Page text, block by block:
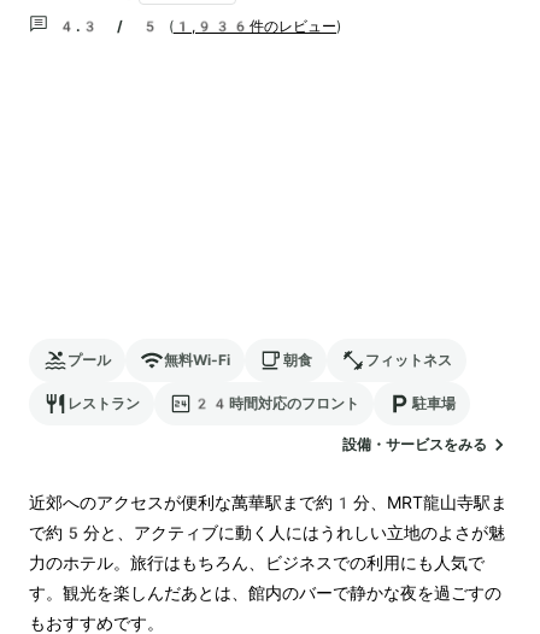
4.3 / 5 ( 1,936件のレビュー)
プール 無料Wi-Fi 朝食 フィットネス
レストラン 24時間対応のフロント 駐車場
設備・サービスをみる
近郊へのアクセスが便利な萬華駅まで約1分、MRT龍山寺駅ま
で約5分と、アクティブに動く人にはうれしい立地のよさが魅
力のホテル。旅行はもちろん、ビジネスでの利用にも人気で
す。観光を楽しんだあとは、館内のバーで静かな夜を過ごすの
もおすすめです。